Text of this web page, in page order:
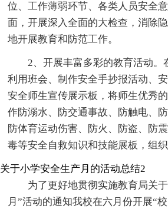
位、工作薄弱环节、各类人员安全
面，开展深入全面的大检查，消除
地开展教育和防范工作。
2、开展丰富多彩的教育活动。
利用班会、制作安全手抄报活动、
安全师生宣传展示板，将师生优秀
作防溺水、防交通事故、防触电、
防体育运动伤害、防火、防盗、防
毒等安全自救知识和技能展板，组织
关于小学安全生产月的活动总结2
为了更好地贯彻实施教育局关
月”活动的通知我校在六月份开展“